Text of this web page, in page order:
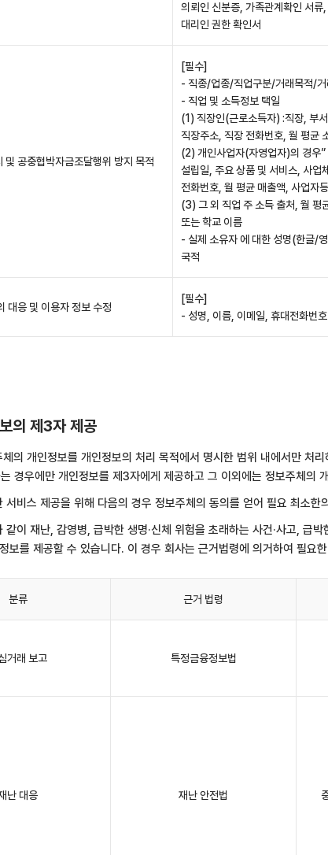
의뢰인 신분증, 가족관계확인 서류
대리인 권한 확인서
및 공중협박자금조달행위 방지 목적
[필수]
- 직종/업종/직업구분/거래목적/거
- 직업 및 소득정보 택일
(1) 직장인(근로소득자) :직장, 부
직장주소, 직장 전화번호, 월 평균
(2) 개인사업자(자영업자)의 경우”
설립일, 주요 상품 및 서비스, 사업
전화번호, 월 평균 매출액, 사업자
(3) 그 외 직업 주 소득 출처, 월 평
또는 학교 이름
- 실제 소유자 에 대한 성명(한글/
국적
대응 및 이용자 정보 수정
[필수]
- 성명, 이름, 이메일, 휴대전화번호
의 제3자 제공
의 개인정보를 개인정보의 처리 목적에서 명시한 범위 내에서만 처리
경우에만 개인정보를 제3자에게 제공하고 그 이외에는 정보주체의
비스 제공을 위해 다음의 경우 정보주체의 동의를 얻어 필요 최소한
이 재난, 감영병, 급박한 생명·신체 위험을 초래하는 사건·사고, 급
보를 제공할 수 있습니다. 이 경우 회사는 근거법령에 의거하여 필요
분류 근거 법령
거래 보고 특정금융정보법
난 대응 재난 안전법